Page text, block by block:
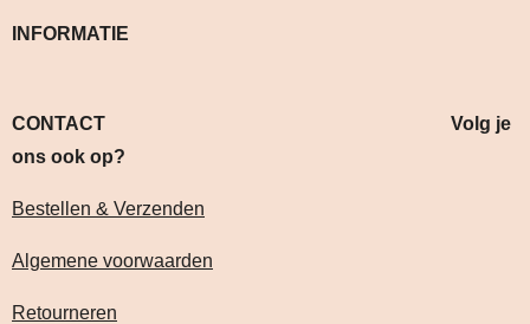
INFORMATIE
CONTACT Volg je
ons ook op?
Bestellen & Verzenden
Algemene voorwaarden
Retourneren